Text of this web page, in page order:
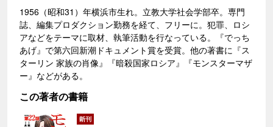
1956（昭和31）年横浜市生れ。立教大学社会学部卒。専門
誌、編集プロダクション勤務を経て、フリーに。犯罪、ロシ
アなどをテーマに取材、執筆活動を行なっている。『でっち
あげ』で第六回新潮ドキュメント賞を受賞。他の著書に『ス
ターリン 家族の肖像』『暗殺国家ロシア』『モンスターマザ
ー』などがある。
この著者の書籍